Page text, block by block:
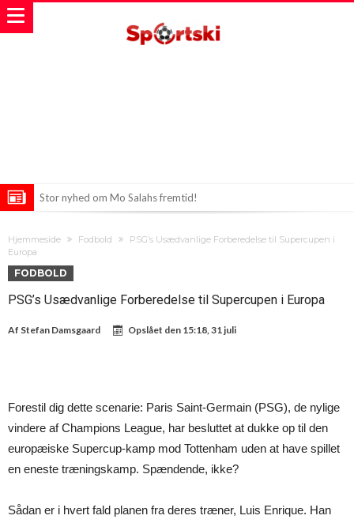
Stor nyhed om Mo Salahs fremtid!
Hjemmeside Fodbold
PSG’s Usædvanlige Forberedelse til Supercupen i
Europa
FODBOLD
PSG’s Usædvanlige Forberedelse til Supercupen i Europa
Af Stefan Damsgaard Opslået den 15:18, 31 juli
Forestil dig dette scenarie: Paris Saint-Germain (PSG), de nylige
vindere af Champions League, har besluttet at dukke op til den
europæiske Supercup-kamp mod Tottenham uden at have spillet
en eneste træningskamp. Spændende, ikke?
Sådan er i hvert fald planen fra deres træner, Luis Enrique. Han